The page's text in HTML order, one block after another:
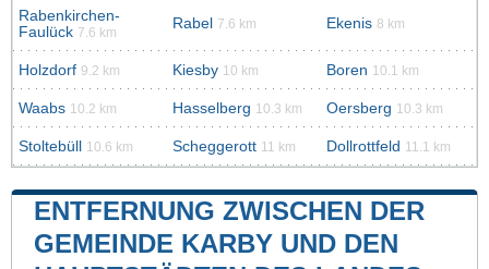
Rabenkirchen-
Faulück 7.6 km
Rabel 7.6 km Ekenis 8 km
Holzdorf 9.2 km Kiesby 10 km Boren 10.1 km
Waabs 10.2 km Hasselberg 10.3 km Oersberg 10.3 km
Stoltebüll 10.6 km Scheggerott 11 km Dollrottfeld 11.1 km
ENTFERNUNG ZWISCHEN DER
GEMEINDE KARBY UND DEN